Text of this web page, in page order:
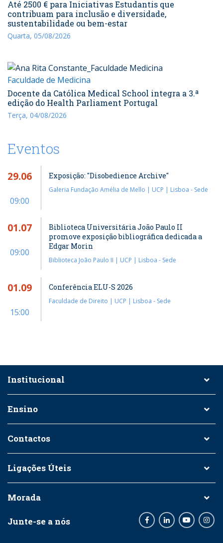
Até 2500 € para Iniciativas Estudantis que
contribuam para inclusão e diversidade,
sustentabilidade ou bem-estar
Quarta, 05/08/2026
Faculdade de Medicina
Docente da Católica Medical School integra a 3.ª
edição do Health Parliament Portugal
Terça, 04/08/2026
Eventos
29.06
09:00
Exposição: "Disobedience Archive"
Galeria Fundação Amélia de Mello | UCP | Lisboa - Sede
01.07
09:00
Biblioteca Universitária João Paulo II
promove exposição bibliográfica dedicada a
Edgar Morin
Biblioteca João Paulo II | UCP | Lisboa - Sede
01.09
15:00
Conferência ELU-S 2026
Faculdade de Direito | UCP | Lisboa - Sede
Institucional
Ensino
Contactos
Ligações Úteis
Morada
Junte-se a nós FacebookLinkedInYoutube